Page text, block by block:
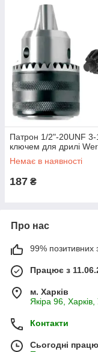
Патрон 1/2"-20UNF
ключем для дрилі
Немає в наявності
187 ₴
Про нас
99% позитивних
Працює з
м. Харків
Якіра 96, Харків,
Контакти
Сьогодні